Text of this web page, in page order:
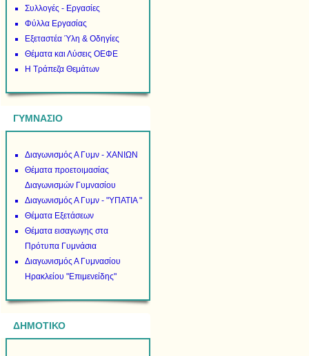
Συλλογές - Εργασίες
Φύλλα Εργασίας
Εξεταστέα Ύλη & Οδηγίες
Θέματα και Λύσεις ΟΕΦΕ
Η Τράπεζα Θεμάτων
ΓΥΜΝΑΣΙΟ
Διαγωνισμός Α Γυμν - ΧΑΝΙΩΝ
Θέματα προετοιμασίας
Διαγωνισμών Γυμνασίου
Διαγωνισμός Α Γυμν - "ΥΠΑΤΙΑ "
Θέματα Εξετάσεων
Θέματα εισαγωγης στα
Πρότυπα Γυμνάσια
Διαγωνισμός Α Γυμνασίου
Ηρακλείου "Επιμενείδης"
ΔΗΜΟΤΙΚΟ